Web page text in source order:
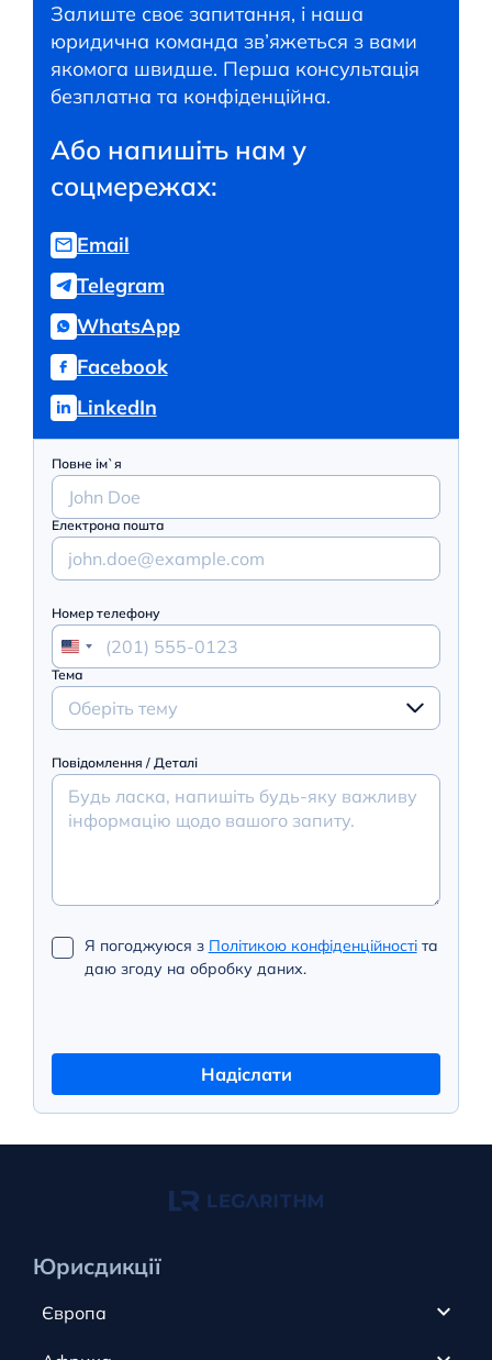
Залиште своє запитання, і наша
юридична команда зв’яжеться з вами
якомога швидше. Перша консультація
безплатна та конфіденційна.
Або напишіть нам у
соцмережах:
Email
Telegram
WhatsApp
Facebook
LinkedIn
Повне ім`я
Електрона пошта
Номер телефону
Тема
Оберіть тему
Повідомлення / Деталі
Я погоджуюся з Політикою конфіденційностіта
даю згоду на обробку даних.
Надіслати
Юрисдикції
Європа